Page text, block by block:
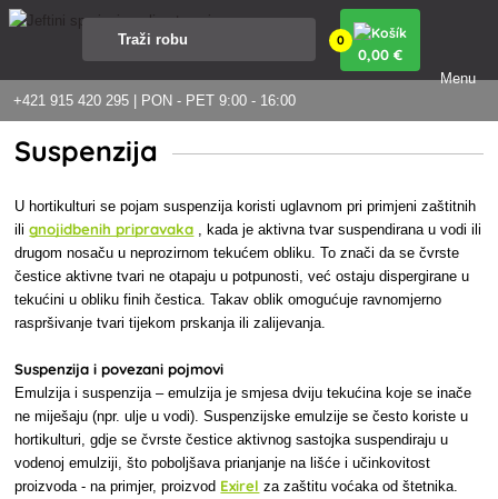
+421 915 420 295 | PON - PET 9:00 - 16:00
0
0,00 €
Menu
Suspenzija
U hortikulturi se pojam suspenzija koristi uglavnom pri primjeni zaštitnih
ilignojidbenih pripravaka , kada je aktivna tvar suspendirana u vodi ili
drugom nosaču u neprozirnom tekućem obliku. To znači da se čvrste
čestice aktivne tvari ne otapaju u potpunosti, već ostaju dispergirane u
tekućini u obliku finih čestica. Takav oblik omogućuje ravnomjerno
raspršivanje tvari tijekom prskanja ili zalijevanja.
Suspenzija i povezani pojmovi
Emulzija i suspenzija – emulzija je smjesa dviju tekućina koje se inače
ne miješaju (npr. ulje u vodi). Suspenzijske emulzije se često koriste u
hortikulturi, gdje se čvrste čestice aktivnog sastojka suspendiraju u
vodenoj emulziji, što poboljšava prianjanje na lišće i učinkovitost
proizvoda - na primjer, proizvod Exirel za zaštitu voćaka od štetnika.